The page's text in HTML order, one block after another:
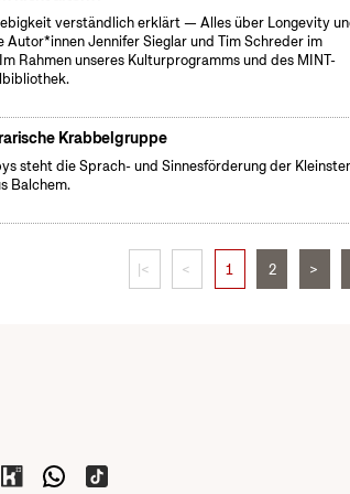
verständlich erklärt — Alles über Longevity
Autor*innen Jennifer Sieglar und Tim Schreder im
Rahmen unseres Kulturprogramms und des MINT-
Krabbelgruppe
steht die Sprach- und Sinnesförderung der
Balchem.
|< < 1 2 >